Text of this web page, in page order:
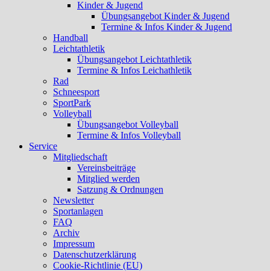
Kinder & Jugend
Übungsangebot Kinder & Jugend
Termine & Infos Kinder & Jugend
Handball
Leichtathletik
Übungsangebot Leichtathletik
Termine & Infos Leichathletik
Rad
Schneesport
SportPark
Volleyball
Übungsangebot Volleyball
Termine & Infos Volleyball
Service
Mitgliedschaft
Vereinsbeiträge
Mitglied werden
Satzung & Ordnungen
Newsletter
Sportanlagen
FAQ
Archiv
Impressum
Datenschutzerklärung
Cookie-Richtlinie (EU)